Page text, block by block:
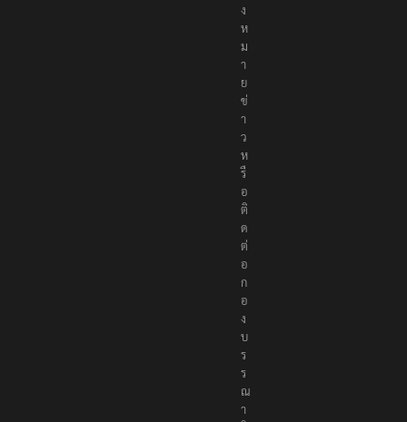
จ้
ง
ห
ม
า
ย
ข่
า
ว
ห
รื
อ
ติ
ด
ต่
อ
ก
อ
ง
บ
ร
ร
ณ